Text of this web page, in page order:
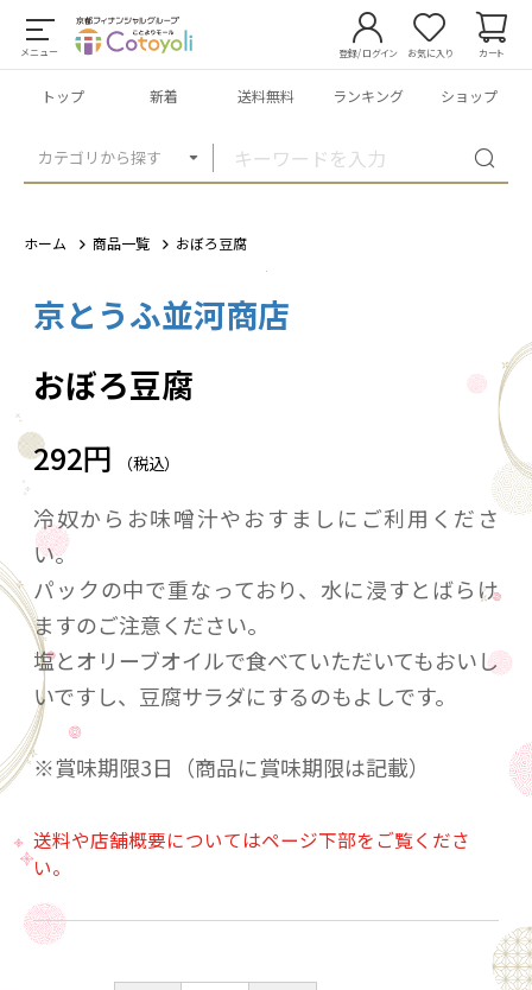
メニュー
カテゴリから探す
登録/ログイン お気に入り カート
トップ 新着 送料無料 ランキング ショップ
ホーム 商品一覧 おぼろ豆腐
京とうふ並河商店
おぼろ豆腐
292円 （税込）
冷奴からお味噌汁やおすましにご利用くださ
い。
パックの中で重なっており、水に浸すとばらけ
ますのご注意ください。
塩とオリーブオイルで食べていただいてもおいし
いですし、豆腐サラダにするのもよしです。
※賞味期限3日（商品に賞味期限は記載）
送料や店舗概要についてはページ下部をご覧くださ
い。